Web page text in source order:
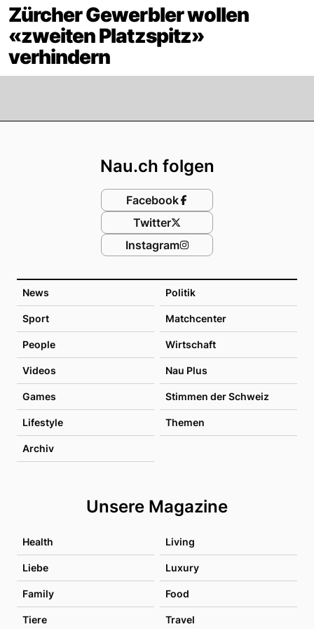
Zürcher Gewerbler wollen
«zweiten Platzspitz»
verhindern
News Politik
Sport Matchcenter
People Wirtschaft
Videos Nau Plus
Games Stimmen der Schweiz
Lifestyle Themen
Archiv
Unsere Magazine
Health Living
Liebe Luxury
Family Food
Tiere Travel
Nau.ch folgen
Facebook
Twitter
Instagram